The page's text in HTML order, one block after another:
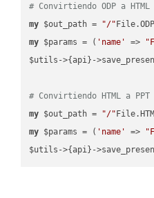
# Convirtiendo ODP a HTML
my $out_path = "/" File.ODP
my $params = ( 'name' =>
$utils->{api}-
# Convirtiendo HTML a PPT
my $out_path = "/"
my $params = ( 'name' =>